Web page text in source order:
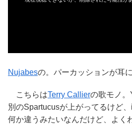
Nujabesの。パーカッションが耳
こちらはTerry Callierの歌モノ。
別のSpartucusが上がってるけど
何か違うみたいなんだけど、よく